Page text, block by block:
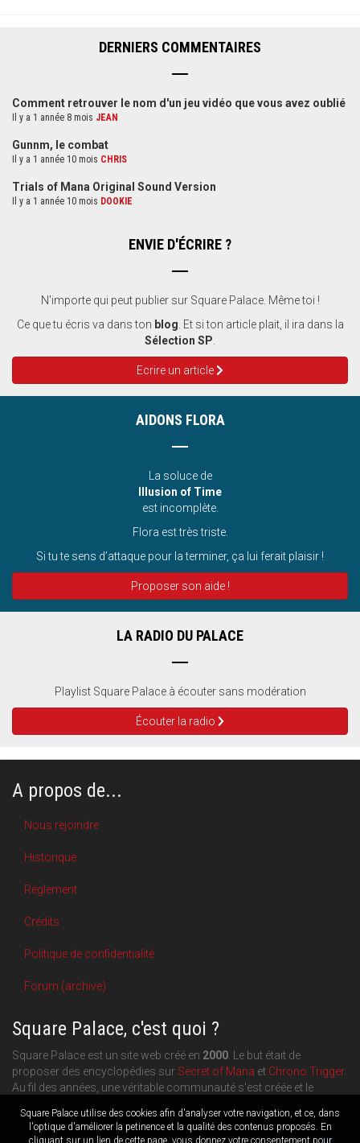
Square Palace utilise des cookies afin d'analyser votre navigation, et ce, dans
l'optique d'améliorer la petinence et la qualité des contenus proposés. En
cliquant sur un lien de cette page, vous donnez votre consentement pour
DERNIERS COMMENTAIRES
Comment retrouver le nom d'un jeu vidéo que vous avez oublié
Il y a 1 année 8 mois JEAN
Gunnm, le combat
Il y a 1 année 10 mois CHRIS
Trials of Mana Original Sound Version
Il y a 1 année 10 mois DOOKIE
ENVIE D'ÉCRIRE ?
N'importe qui peut publier sur Square Palace. Même toi !
Ce que tu écris va dans ton blog . Et si ton article plait, il ira dans la
Sélection SP
Ecrire un article
AIDONS FLORA
La soluce de
Illusion of Time
est incomplète.
Flora est très triste.
Si tu te sens d’attaque pour la terminer, ça lui ferait plaisir !
Proposer son aide !
LA RADIO DU PALACE
Playlist Square Palace à écouter sans modération
Écouter la radio
A propos de...
Nous rejoindre
Historique
Règlement
Crédits
Politique de confidentialité
Forum (archive)
Square Palace, c'est quoi ?
Square Palace est un site web créé en 2000 . Le but était de
proposer des encyclopédies sur Secret of Mana et Chrono Trigger.
Au fil des années, une véritable communauté s'est créée et le
Aujourd'hui, Square Palace c'est aussi une plateforme de blogging